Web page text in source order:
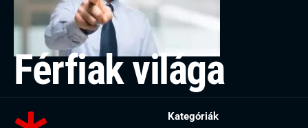
Férfiak világa
Kategóriák